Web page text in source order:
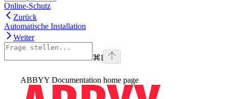
Online-Schutz
Zurück
Automatische Installation
Weiter
⌘I
ABBYY Documentation home page